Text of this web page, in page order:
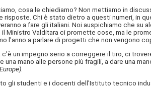
cosa le chiediamo? Non mettiamo in
risposte. Chi è stato dietro a questi numeri, in
a fare gli italiani. Noi auspichiamo che su
Ministro Valditara ci promette cose, ma le
l'anno a parlare di progetti che non vengono
un impegno serio a correggere il tiro, ci
una mano alle persone più fragili, a dare una
gli studenti e i docenti dell'Istituto tecnico